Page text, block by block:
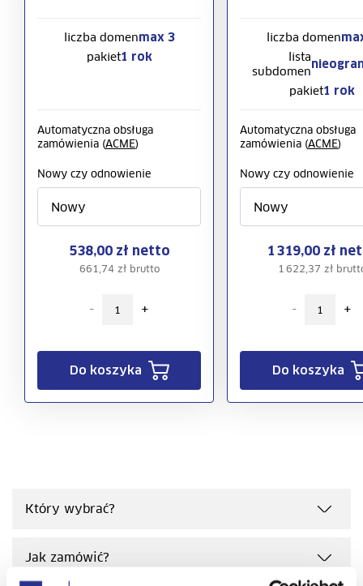
liczba domenmax 3
pakiet1 rok
Automatyczna obsługa
zamówienia (ACME)
Nowy czy odnowienie
Nowy
538,00 zł netto
661,74 zł brutto
- +
Do koszyka
liczba domen
lista
subdomen
pakiet1 rok
Automatyczna obsługa
zamówienia (ACME)
Nowy czy odnowienie
Nowy
1 319,00 zł
1 622,37 zł
- +
Do koszyka
Który wybrać?
Jak zamówić?